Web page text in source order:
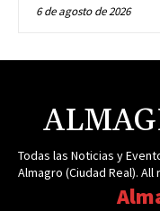
6 de agosto de 2026
Todas las Noticias y
Almagro (Ciudad Real).